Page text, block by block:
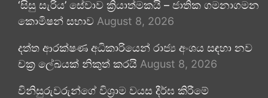
‘සිසු සැරිය’ සේවාව ක්‍රියාත්මකයි – ජාතික ගමනාගමන
කොමිෂන් සභාව August 8, 2026
දත්ත ආරක්ෂණ අධිකාරියෙන් රාජ්‍ය අංශය සඳහා නව
චක්‍ර ලේඛයක් නිකුත් කරයි August 8, 2026
විනිසුරුවරුන්ගේ විශ්‍රාම වයස දීර්ඝ කිරීමේ